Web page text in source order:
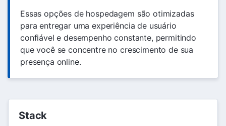
Essas opções de hospedagem são otimizadas
para entregar uma experiência de usuário
confiável e desempenho constante, permitindo
que você se concentre no crescimento de sua
presença online.
Stack